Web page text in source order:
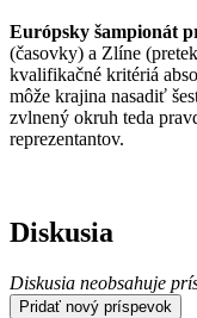
Európsky šampionát
(časovky) a Zlíne
kvalifikačné kritériá
môže krajina nasadiť
zvlnený okruh teda
reprezentantov.
Diskusia
Diskusia neobsahuje
Pridať nový príspevok